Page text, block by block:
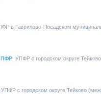
в Гаврилово-Посадском
ПФР , УПФР с городском округе
, УПФР с городском округе Тейково